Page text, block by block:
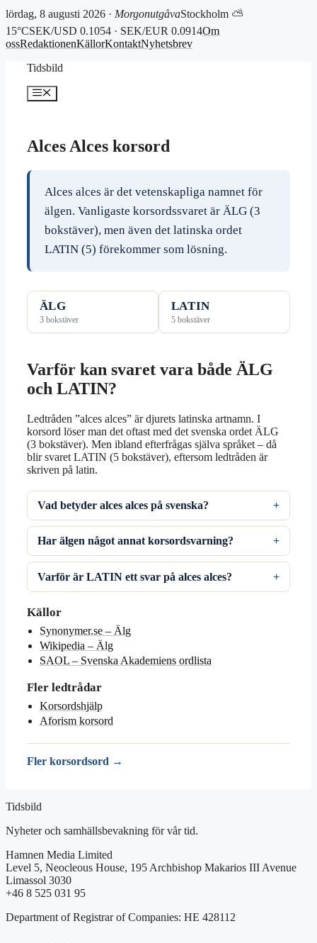
lördag, 8 augusti 2026 · MorgonutgåvaStockholm ⛅
15°CSEK/USD 0.1054 · SEK/EUR 0.0914Om
ossRedaktionenKällorKontaktNyhetsbrev
Tidsbild
Meny
Alces Alces korsord
Alces alces är det vetenskapliga namnet för
älgen. Vanligaste korsordssvaret är ÄLG (3
bokstäver), men även det latinska ordet
LATIN (5) förekommer som lösning.
ÄLG
3 bokstäver
LATIN
5 bokstäver
Varför kan svaret vara både ÄLG
och LATIN?
Ledtråden ”alces alces” är djurets latinska artnamn. I
korsord löser man det oftast med det svenska ordet ÄLG
(3 bokstäver). Men ibland efterfrågas själva språket – då
blir svaret LATIN (5 bokstäver), eftersom ledtråden är
skriven på latin.
Vad betyder alces alces på svenska?
Har älgen något annat korsordsvarning?
Varför är LATIN ett svar på alces alces?
Källor
Synonymer.se – Älg
Wikipedia – Älg
SAOL – Svenska Akademiens ordlista
Fler ledtrådar
Korsordshjälp
Aforism korsord
Fler korsordsord →
Tidsbild
Nyheter och samhällsbevakning för vår tid.
Hamnen Media Limited
Level 5, Neocleous House, 195 Archbishop Makarios III Avenue
Limassol 3030
+46 8 525 031 95
Department of Registrar of Companies: HE 428112